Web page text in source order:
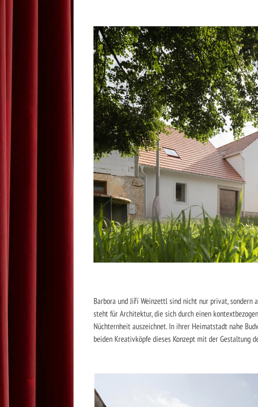
Barbora und Jiří Weinzettl sind nicht nur privat,
steht für Architektur, die sich durch einen
Nüchternheit auszeichnet. In ihrer Heimatstadt nahe
beiden Kreativköpfe dieses Konzept mit der Gestaltung